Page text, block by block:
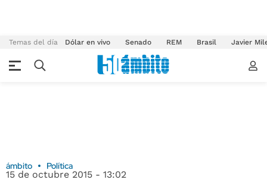
Temas del día Dólar en vivo Senado REM Brasil Javier
ámbito Política
15 de octubre 2015 - 13:02